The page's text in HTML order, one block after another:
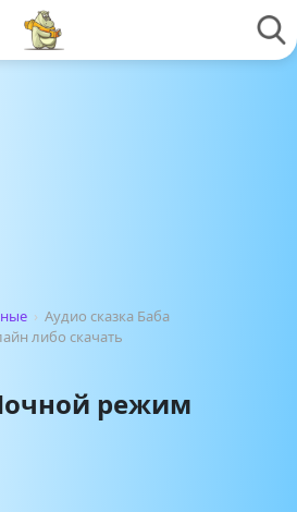
› Аудио сказка Баба
либо скачать
режим